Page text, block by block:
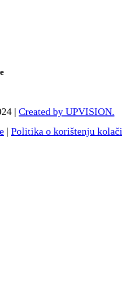
| Created by UPVISION.
| Politika o korištenju